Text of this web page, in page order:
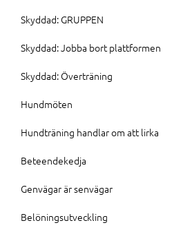
Skyddad: GRUPPEN
Skyddad: Jobba bort plattformen
Skyddad: Överträning
Hundmöten
Hundträning handlar om att lirka
Beteendekedja
Genvägar är senvägar
Belöningsutveckling